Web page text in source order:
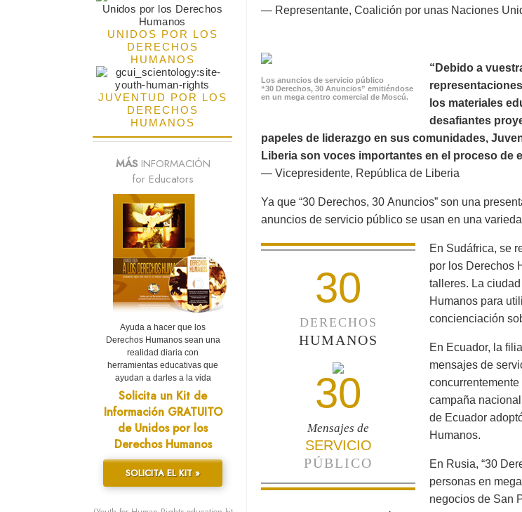
— Representante, Coalición por unas Naciones
Los anuncios de servicio público
“30 Derechos, 30 Anuncios” emitiéndose
en un mega centro comercial de Moscú.
“Debido a
los materiales
desafiantes
papeles de liderazgo en sus comunidades,
Liberia son voces importantes en el proceso de
— Vicepresidente, República de Liberia
Ya que “30 Derechos, 30 Anuncios” son una
anuncios de servicio público se usan en una
30
DERECHOS
HUMANOS
30
Mensajes de
SERVICIO
PÚBLICO
En Sudáfrica, se
por los Derechos
talleres. La
Humanos para
concienciación
En Ecuador, la
mensajes de
campaña
de Ecuador
Humanos.
En Rusia, “30
personas en
negocios de San
UNIDOS POR LOS
DERECHOS
HUMANOS
JUVENTUD POR LOS
DERECHOS
HUMANOS
MÁSINFORMACIÓN
for Educators
Ayuda a hacer que los
Derechos Humanos sean una
realidad diaria con
herramientas educativas que
ayudan a darles a la vida
Solicita un Kit de
Información GRATUITO
de Unidos por los
Derechos Humanos
SOLICITA EL KIT »